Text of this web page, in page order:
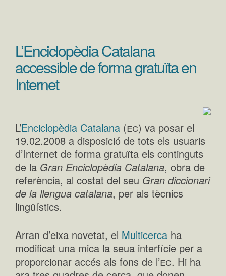
L’Enciclopèdia Catalana
accessible de forma gratuïta en
Internet
L’Enciclopèdia Catalana (ec) va posar el
19.02.2008 a disposició de tots els usuaris
d’Internet de forma gratuïta els continguts
de la Gran Enciclopèdia Catalana, obra de
referència, al costat del seu Gran diccionari
de la llengua catalana, per als tècnics
lingüístics.
Arran d’eixa novetat, el Multicerca ha
modificat una mica la seua interfície per a
proporcionar accés als fons de l’ec. Hi ha